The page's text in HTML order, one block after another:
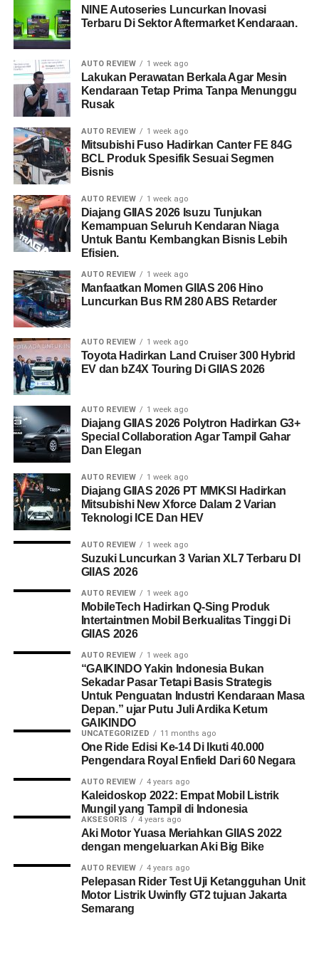
NINE Autoseries Luncurkan Inovasi
Terbaru Di Sektor Aftermarket Kendaraan.
AUTO REVIEW 1 week ago
Lakukan Perawatan Berkala Agar Mesin
Kendaraan Tetap Prima Tanpa Menunggu
Rusak
AUTO REVIEW 1 week ago
Mitsubishi Fuso Hadirkan Canter FE 84G
BCL Produk Spesifik Sesuai Segmen
Bisnis
AUTO REVIEW 1 week ago
Diajang GIIAS 2026 Isuzu Tunjukan
Kemampuan Seluruh Kendaran Niaga
Untuk Bantu Kembangkan Bisnis Lebih
Efisien.
AUTO REVIEW 1 week ago
Manfaatkan Momen GIIAS 206 Hino
Luncurkan Bus RM 280 ABS Retarder
AUTO REVIEW 1 week ago
Toyota Hadirkan Land Cruiser 300 Hybrid
EV dan bZ4X Touring Di GIIAS 2026
AUTO REVIEW 1 week ago
Diajang GIIAS 2026 Polytron Hadirkan G3+
Special Collaboration Agar Tampil Gahar
Dan Elegan
AUTO REVIEW 1 week ago
Diajang GIIAS 2026 PT MMKSI Hadirkan
Mitsubishi New Xforce Dalam 2 Varian
Teknologi ICE Dan HEV
AUTO REVIEW 1 week ago
Suzuki Luncurkan 3 Varian XL7 Terbaru DI
GIIAS 2026
AUTO REVIEW 1 week ago
MobileTech Hadirkan Q-Sing Produk
Intertaintmen Mobil Berkualitas Tinggi Di
GIIAS 2026
AUTO REVIEW 1 week ago
“GAIKINDO Yakin Indonesia Bukan
Sekadar Pasar Tetapi Basis Strategis
Untuk Penguatan Industri Kendaraan Masa
Depan.” ujar Putu Juli Ardika Ketum
GAIKINDO
UNCATEGORIZED 11 months ago
One Ride Edisi Ke-14 Di Ikuti 40.000
Pengendara Royal Enfield Dari 60 Negara
AUTO REVIEW 4 years ago
Kaleidoskop 2022: Empat Mobil Listrik
Mungil yang Tampil di Indonesia
AKSESORIS 4 years ago
Aki Motor Yuasa Meriahkan GIIAS 2022
dengan mengeluarkan Aki Big Bike
AUTO REVIEW 4 years ago
Pelepasan Rider Test Uji Ketangguhan Unit
Motor Listrik Uwinfly GT2 tujuan Jakarta
Semarang